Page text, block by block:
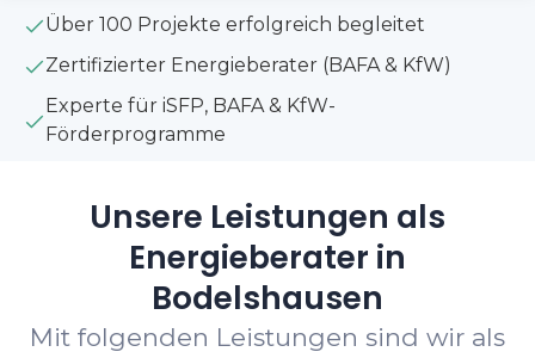
Über 100 Projekte erfolgreich begleitet
Zertifizierter Energieberater (BAFA & KfW)
Experte für iSFP, BAFA & KfW-
Förderprogramme
Unsere Leistungen als
Energieberater in
Bodelshausen
Mit folgenden Leistungen sind wir als